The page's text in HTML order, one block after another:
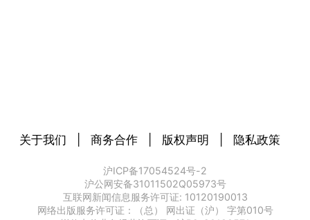
关于我们 商务合作 版权声明 隐私政策
沪ICP备17054524号-2
沪公网安备31011502Q05973号
互联网新闻信息服务许可证: 10120190013
网络出版服务许可证：（总） 网出证（沪） 字第010号